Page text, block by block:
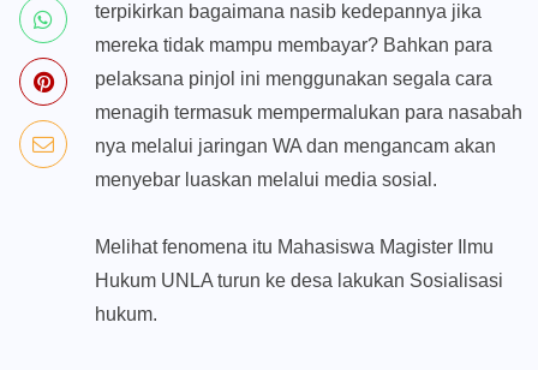
terpikirkan bagaimana nasib kedepannya jika
mereka tidak mampu membayar? Bahkan para
pelaksana pinjol ini menggunakan segala cara
menagih termasuk mempermalukan para nasabah
nya melalui jaringan WA dan mengancam akan
menyebar luaskan melalui media sosial.
Melihat fenomena itu Mahasiswa Magister Ilmu
Hukum UNLA turun ke desa lakukan Sosialisasi
hukum.